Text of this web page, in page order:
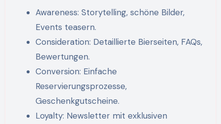
Awareness: Storytelling, schöne Bilder,
Events teasern.
Consideration: Detaillierte Bierseiten, FAQs,
Bewertungen.
Conversion: Einfache
Reservierungsprozesse,
Geschenkgutscheine.
Loyalty: Newsletter mit exklusiven